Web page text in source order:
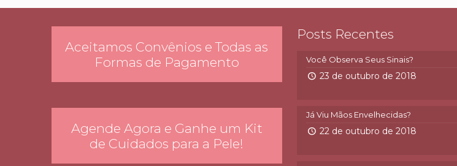
Aceitamos Convênios e Todas as
Formas de Pagamento
Agende Agora e Ganhe um Kit
de Cuidados para a Pele!
Posts Recentes
Você Observa Seus Sinais?
23 de outubro de 2018
Já Viu Mãos Envelhecidas?
22 de outubro de 2018